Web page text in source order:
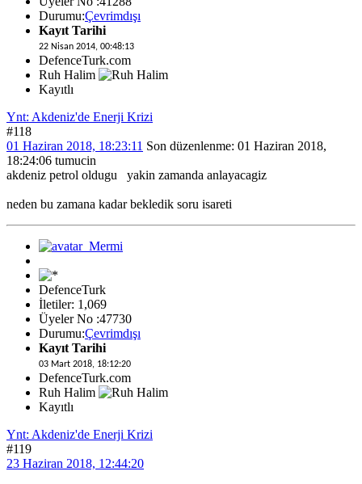
Durumu:Çevrimdışı
Kayıt Tarihi
22 Nisan 2014, 00:48:13
DefenceTurk.com
Ruh Halim
Kayıtlı
Ynt: Akdeniz'de Enerji Krizi
#118
01 Haziran 2018, 18:23:11 Son düzenlenme: 01 Haziran 2018,
18:24:06 tumucin
akdeniz petrol oldugu yakin zamanda anlayacagiz
neden bu zamana kadar bekledik soru isareti
DefenceTurk
İletiler: 1,069
Üyeler No :47730
Durumu:Çevrimdışı
Kayıt Tarihi
03 Mart 2018, 18:12:20
DefenceTurk.com
Ruh Halim
Kayıtlı
Ynt: Akdeniz'de Enerji Krizi
#119
23 Haziran 2018, 12:44:20